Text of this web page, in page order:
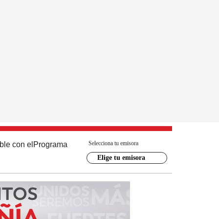
con el Programa Selecciona tu emisora
Elige tu emisora